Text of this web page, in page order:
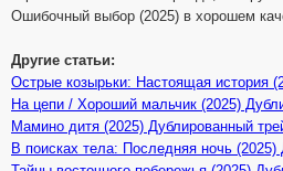
Ошибочный выбор (2025) в хорошем
Другие статьи:
Острые козырьки: Настоящая история
На цепи / Хороший мальчик (2025)
Мамино дитя (2025) Дублированный
В поисках тела: Последняя ночь (2025)